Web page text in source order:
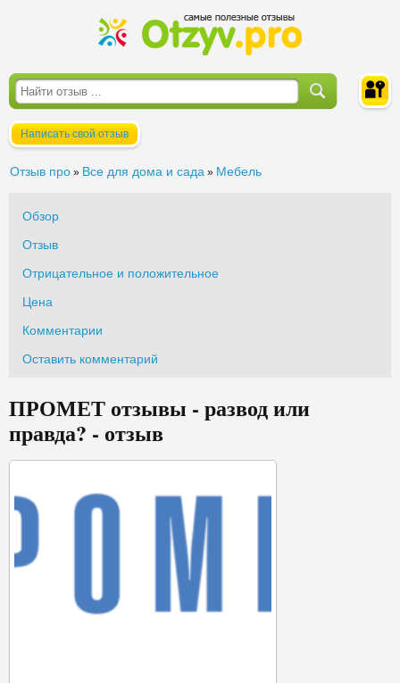
Написать свой отзыв
Отзыв про » Все для дома и сада » Мебель
Обзор
Отзыв
Отрицательное и положительное
Цена
Комментарии
Оставить комментарий
ПРОМЕТ отзывы - развод или
правда? - отзыв